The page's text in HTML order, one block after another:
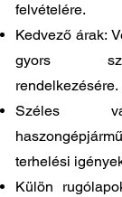
felvételére.
Kedvező árak:
gyors
rendelkezésére.
Széles
terhelési
Külön